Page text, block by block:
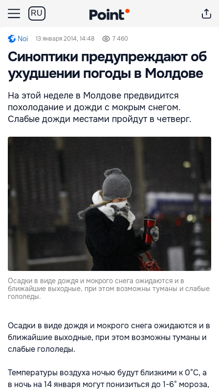
RU
Noi 13 января 2014, 14:48 7 460
Синоптики предупреждают об
ухудшении погоды в Молдове
На этой неделе в Молдове предвидится
похолодание и дожди с мокрым снегом.
Слабые дожди местами пройдут в четверг.
Осадки в виде дождя и мокрого снега ожидаются и в
ближайшие выходные, при этом возможны туманы и слабые
гололеды.
Осадки в виде дождя и мокрого снега ожидаются и в
ближайшие выходные, при этом возможны туманы и
слабые гололеды.
Температуры воздуха ночью будут близкими к 0°С, а
в ночь на 14 января могут понизиться до 1-6° мороза,